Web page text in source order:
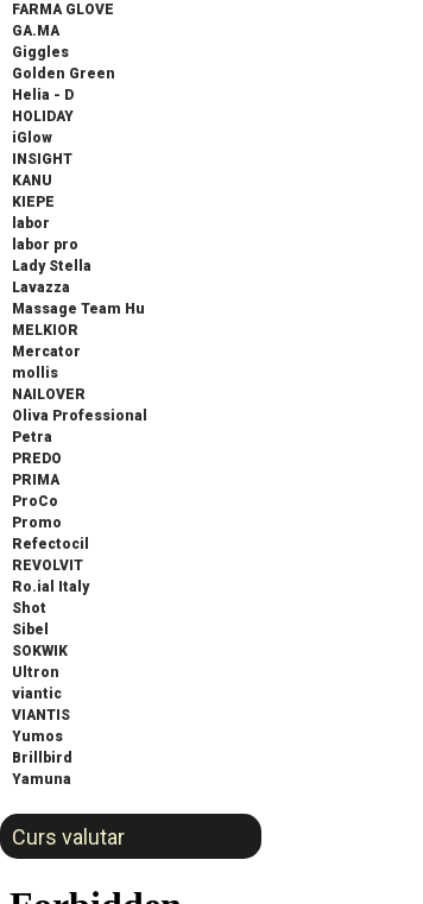
FARMA GLOVE
GA.MA
Giggles
Golden Green
Helia - D
HOLIDAY
iGlow
INSIGHT
KANU
KIEPE
labor
labor pro
Lady Stella
Lavazza
Massage Team Hu
MELKIOR
Mercator
mollis
NAILOVER
Oliva Professional
Petra
PREDO
PRIMA
ProCo
Promo
Refectocil
REVOLVIT
Ro.ial Italy
Shot
Sibel
SOKWIK
Ultron
viantic
VIANTIS
Yumos
Brillbird
Yamuna
Curs valutar